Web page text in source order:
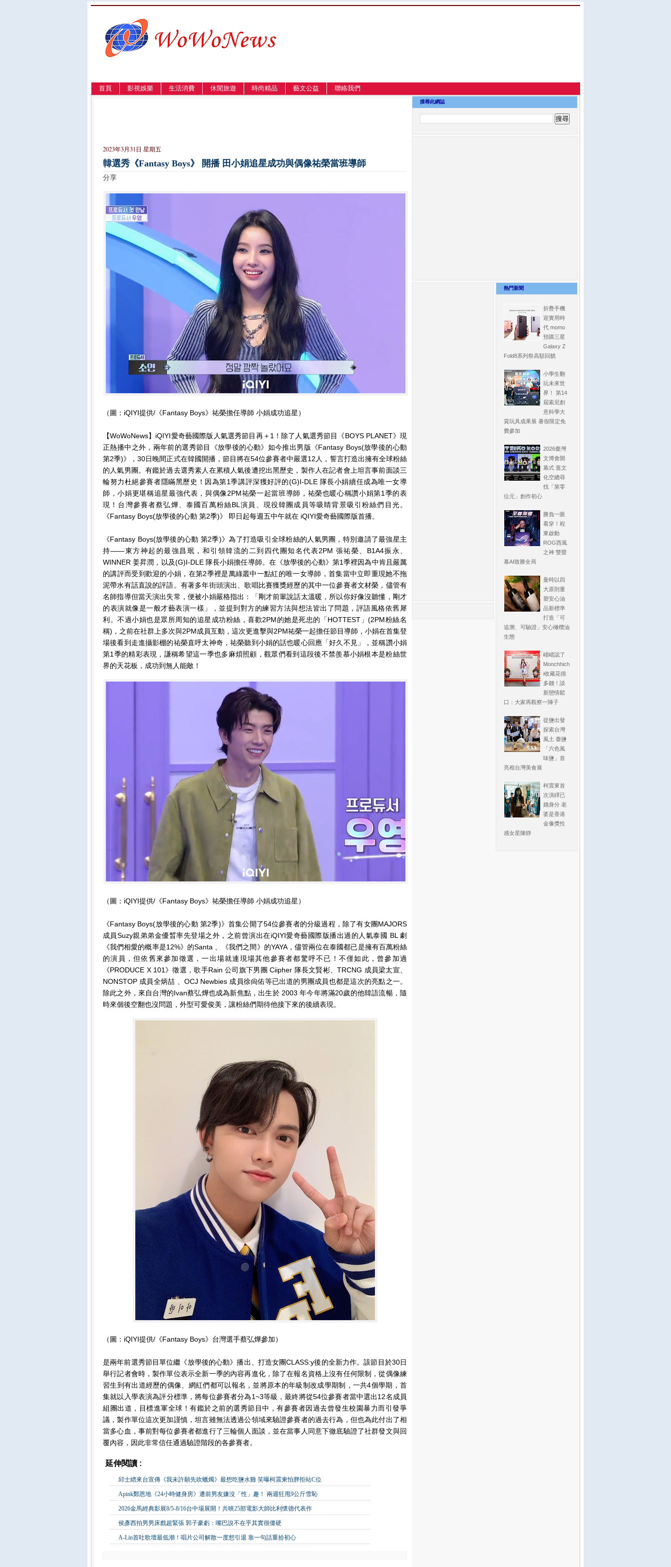
首頁 影視娛樂 生活消費 休閒旅遊 時尚精品 藝文公益 聯絡我們
2023年3月31日 星期五
韓選秀《Fantasy Boys》 開播 田小娟追星成功與偶像祐榮當班導師
分享
（圖：iQIYI提供/《Fantasy Boys》祐榮擔任導師 小娟成功追星）
【WoWoNews】iQIYI愛奇藝國際版人氣選秀節目再＋1！除了人氣選秀節目《BOYS PLANET》現
正熱播中之外，兩年前的選秀節目《放學後的心動》如今推出男版《Fantasy Boys(放學後的心動
第2季)》，30日晚間正式在韓國開播，節目將在54位參賽者中嚴選12人，誓言打造出擁有全球粉絲
的人氣男團。有鑑於過去選秀素人在累積人氣後遭挖出黑歷史，製作人在記者會上坦言事前面談三
輪努力杜絕參賽者隱瞞黑歷史！因為第1季講評深獲好評的(G)I-DLE 隊長小娟續任成為唯一女導
師，小娟更堪稱追星最強代表，與偶像2PM祐榮一起當班導師，祐榮也暖心稱讚小娟第1季的表
現！台灣參賽者蔡弘燁、泰國百萬粉絲BL演員、現役韓團成員等吸睛背景吸引粉絲們目光。
《Fantasy Boys(放學後的心動 第2季)》 即日起每週五中午就在 iQIYI愛奇藝國際版首播。
《Fantasy Boys(放學後的心動 第2季)》為了打造吸引全球粉絲的人氣男團，特別邀請了最強星主
持——東方神起的最強昌珉，和引領韓流的二到四代團知名代表2PM 張祐榮、B1A4振永、
WINNER 姜昇潤，以及(G)I-DLE 隊長小娟擔任導師。在《放學後的心動》第1季裡因為中肯且嚴厲
的講評而受到歡迎的小娟，在第2季裡是萬綠叢中一點紅的唯一女導師，首集當中立即重現她不拖
泥帶水有話直說的評語。有著多年街頭演出、歌唱比賽獲獎經歷的其中一位參賽者⽂材榮，儘管有
名師指導但當天演出失常，便被小娟嚴格指出：「剛才前輩說話太溫暖，所以你好像沒聽懂，剛才
的表演就像是一般才藝表演一樣」，並提到對方的練習方法與想法皆出了問題，評語風格依舊犀
利。不過小娟也是眾所周知的追星成功粉絲，喜歡2PM的她是死忠的「HOTTEST」(2PM粉絲名
稱)，之前在社群上多次與2PM成員互動，這次更進擊與2PM祐榮一起擔任節目導師，小娟在首集登
場後看到走進攝影棚的祐榮直呼太神奇，祐榮聽到小娟的話也暖心回應「好久不見」，並稱讚小娟
第1季的精彩表現，謙稱希望這一季也多麻煩照顧，觀眾們看到這段後不禁羨慕小娟根本是粉絲世
界的天花板，成功到無人能敵！
（圖：iQIYI提供/《Fantasy Boys》祐榮擔任導師 小娟成功追星）
《Fantasy Boys(放學後的心動 第2季)》首集公開了54位參賽者的分級過程，除了有女團MAJORS
成員Suzy親弟弟⾦優晳率先登場之外，之前曾演出在iQIYI愛奇藝國際版播出過的人氣泰國 BL 劇
《我們相愛的概率是12%》的Santa 、《我們之間》的YAYA，儘管兩位在泰國都已是擁有百萬粉絲
的演員，但依舊來參加徵選，一出場就連現場其他參賽者都驚呼不已！不僅如此，曾參加過
《PRODUCE X 101》徵選，歌手Rain 公司旗下男團 Ciipher 隊長文賢彬、TRCNG 成員梁太宣、
NONSTOP 成員全炳喆 、OCJ Newbies 成員徐尙佑等已出道的男團成員也都是這次的亮點之一。
除此之外，來自台灣的Ivan蔡弘燁也成為新焦點，出生於 2003 年今年將滿20歲的他韓語流暢，隨
時來個後空翻也沒問題，外型可愛俊美，讓粉絲們期待他接下來的後續表現。
（圖：iQIYI提供/《Fantasy Boys》台灣選手蔡弘燁參加）
是兩年前選秀節目單位繼《放學後的心動》播出、打造女團CLASS:y後的全新力作。該節目於30日
舉行記者會時，製作單位表示全新一季的內容再進化，除了在報名資格上沒有任何限制，從偶像練
習生到有出道經歷的偶像、網紅們都可以報名，並將原本的年級制改成學期制，一共4個學期，首
集就以入學表演為評分標準，將每位參賽者分為1~3等級，最終將從54位參賽者當中選出12名成員
組團出道，目標進軍全球！有鑑於之前的選秀節目中，有參賽者因過去曾發生校園暴力而引發爭
議，製作單位這次更加謹慎，坦言雖無法透過公領域來驗證參賽者的過去行為，但也為此付出了相
當多心血，事前對每位參賽者都進行了三輪個人面談，並在當事人同意下徹底驗證了社群發文與回
覆內容，因此非常信任通過驗證階段的各參賽者。
延伸閱讀 :
邱士縉來台宣傳《我未許願先吹蠟燭》最想吃鹽水雞 笑曝柯震東怕胖拒站C位
Apink鄭恩地《24小時健身房》遭前男友嫌沒「性」趣！ 兩週狂甩9公斤雪恥
2026金馬經典影展8/5-8/16台中場展開！共映25部電影大師比利懷德代表作
侯彥西拍男男床戲超緊張 郭子豪虧：嘴巴說不在乎其實很僵硬
A-Lin首吐歌壇最低潮！唱片公司解散一度想引退 靠一句話重拾初心
搜尋此網誌
熱門新聞
折疊手機
迎實用時
代 momo
預購三星
Galaxy Z
Fold8系列祭高額回饋
小學生翻
玩未來世
界！ 第14
屆索尼創
意科學大
賞玩具成果展 暑假限定免
費參加
2026臺灣
文博會開
幕式 逛文
化空總尋
找「第零
位元」創作初心
勝負一眼
看穿！程
東啟動
ROG西風
之神 雙螢
幕AI致勝全局
曼時以四
大原則重
塑安心油
品新標準
打造「可
追溯、可驗證」安心橄欖油
生態
峮峮認了
Monchhich
i收藏花很
多錢！談
新戀情鬆
口：大家再觀察一陣子
從鹽出發
探索台灣
風土 臺鹽
「六色風
味鹽」首
亮相台灣美食展
柯震東首
次演繹已
婚身分 老
婆是香港
金像獎性
感女星陳靜